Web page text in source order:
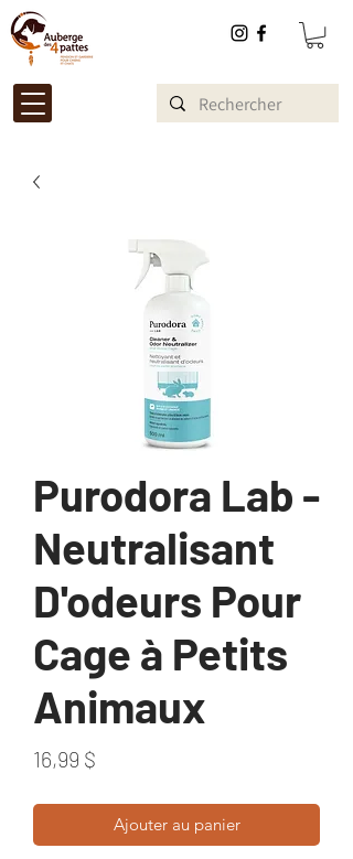
Purodora Lab -
Neutralisant
D'odeurs Pour
Cage à Petits
Animaux
16,99 $
Ajouter au panier